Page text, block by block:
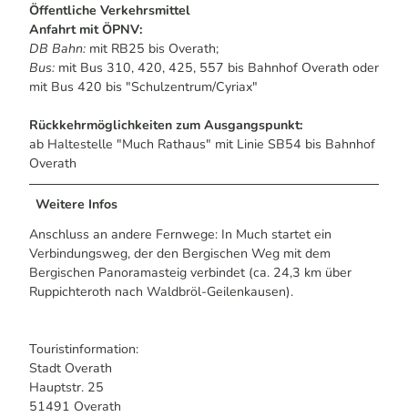
Öffentliche Verkehrsmittel
Anfahrt mit ÖPNV:
DB Bahn: mit RB25 bis Overath;
Bus: mit Bus 310, 420, 425, 557 bis Bahnhof Overath oder
mit Bus 420 bis "Schulzentrum/Cyriax"
Rückkehrmöglichkeiten zum Ausgangspunkt:
ab Haltestelle "Much Rathaus" mit Linie SB54 bis Bahnhof
Overath
Weitere Infos
Anschluss an andere Fernwege: In Much startet ein
Verbindungsweg, der den Bergischen Weg mit dem
Bergischen Panoramasteig verbindet (ca. 24,3 km über
Ruppichteroth nach Waldbröl-Geilenkausen).
Touristinformation:
Stadt Overath
Hauptstr. 25
51491 Overath